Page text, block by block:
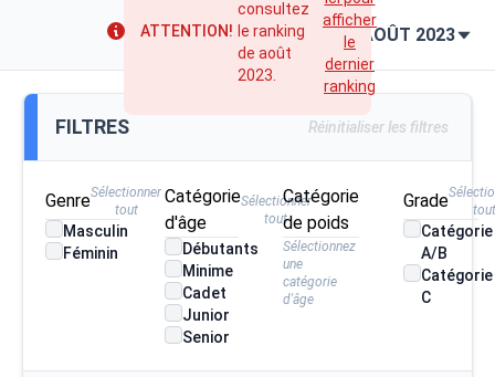
ATTENTION!
consultez
le ranking
de août
2023.
afficher
le
dernier
ranking
AOÛT 2023
FILTRES Réinitialiser les filtres
GenreSélectionner
tout
Masculin
Féminin
Catégorie
d'âge
Sélectionner
tout
Débutants
Minime
Cadet
Junior
Senior
Catégorie
de poids
Sélectionnez
une
catégorie
d'âge
Grade
tout
Catégorie
A/B
Catégorie
C